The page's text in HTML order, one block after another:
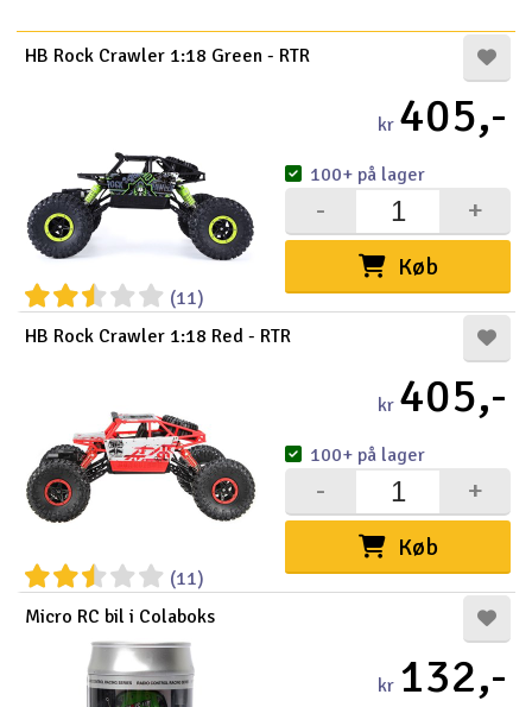
Radio udstyr
Scooter & elkøretøj
Slot racing
Smarthjem, leg og hobby
Solenergi
Gavekort
HB Rock Crawler 1:18 Green - RTR
(11)
kr 405,-
Køb
+
-
100+ på lager
HB Rock Crawler 1:18 Red - RTR
(11)
kr 405,-
Køb
+
-
100+ på lager
Micro RC bil i Colaboks
kr 132,-